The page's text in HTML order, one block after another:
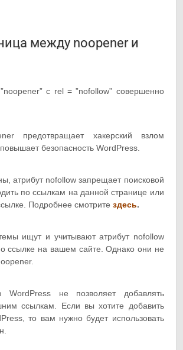
между noopener и
с rel = ”nofollow” совершенно
предотвращает хакерский взлом
безопасность WordPress.
атрибут nofollow запрещает поисковой
по ссылкам на данной странице или
Подробнее смотритездесь.
ищут и учитывают атрибут nofollow
ссылке на вашем сайте. Однако они не
не позволяет добавлять
ссылкам. Если вы хотите добавить
то вам нужно будет использовать